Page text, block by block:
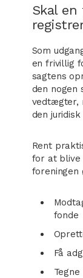
Skal
Som
en frivillig
sagtens
den nogen
vedtægter,
den
Rent
for at blive
foreningen
fonde
Få